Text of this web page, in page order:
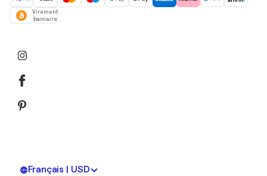
Virement
bancaire
Français | USD